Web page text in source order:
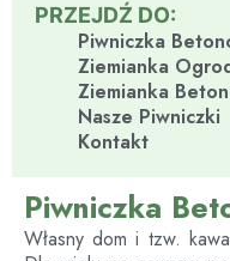
PRZEJDŹ DO:
Piwniczka
Ziemianka
Ziemianka
Nasze Piwniczki
Kontakt
Piwniczka
Własny dom i tzw.